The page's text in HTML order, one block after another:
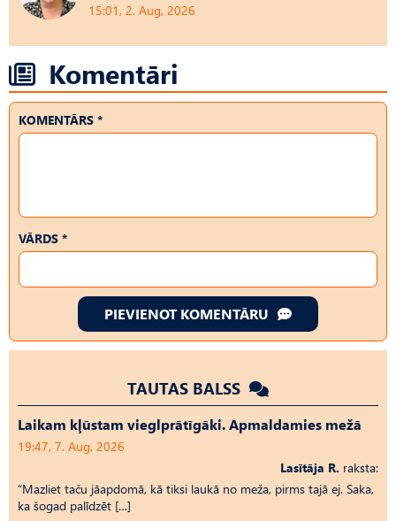
15:01, 2. Aug, 2026
Komentāri
KOMENTĀRS *
VĀRDS *
PIEVIENOT KOMENTĀRU
TAUTAS BALSS
Laikam kļūstam vieglprātīgāki. Apmaldamies mežā
19:47, 7. Aug, 2026
Lasītāja R. raksta:
“Mazliet taču jāapdomā, kā tiksi laukā no meža, pirms tajā ej. Saka,
ka šogad palīdzēt […]